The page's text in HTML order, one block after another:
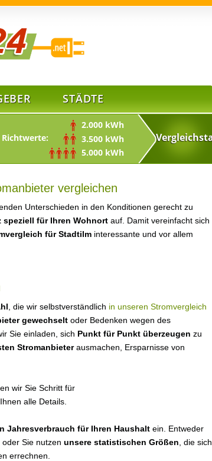
STÄDTE
Richtwerte:
2.000 kWh
3.500 kWh
5.000 kWh
vergleichen
Unterschieden in den Konditionen gerecht zu
speziell für Ihren Wohnort auf. Damit vereinfacht sich
für Stadtilm interessante und vor allem
, die wir selbstverständlich in unseren Stromvergleich
gewechselt oder Bedenken wegen des
Sie einladen, sich Punkt für Punkt überzeugen zu
Stromanbieterausmachen, Ersparnisse von
wir Sie Schritt für
alle Details.
Jahresverbrauch für Ihren Haushalt ein. Entweder
Sie nutzen unsere statistischen Größen , die sich
errechnen.